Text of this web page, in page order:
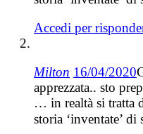
Accedi per
Milton 16/04/2020
apprezzata.. sto
… in realtà si tratta
storia ‘inventate’